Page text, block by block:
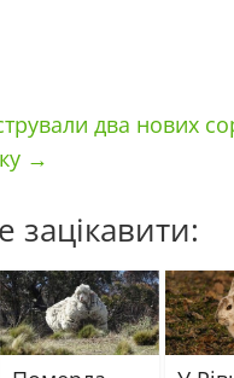
два нових
→
зацікавити: